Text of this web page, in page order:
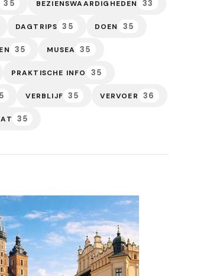
35 BEZIENSWAARDIGHEDEN 33
DAGTRIPS 35 DOEN 35
35 MUSEA 35
PRAKTISCHE INFO 35
VERBLIJF 35 VERVOER 36
35